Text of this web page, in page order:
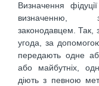
Визначення
визначенню,
законодавцем. Так,
угода, за
передають одне
або майбутніх,
діють з певною